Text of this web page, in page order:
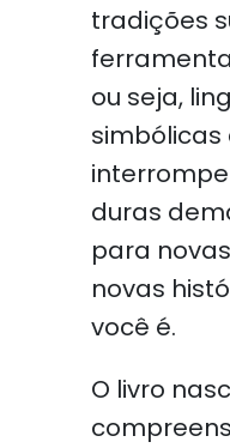
tradições
ou seja,
duras
para
novas
você é.
O livro